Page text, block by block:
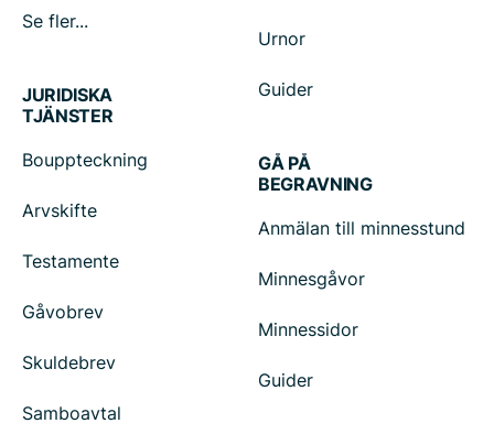
Se fler...
Urnor
Guider
JURIDISKA
TJÄNSTER
Bouppteckning
Arvskifte
Testamente
Gåvobrev
Skuldebrev
Samboavtal
GÅ PÅ
BEGRAVNING
Anmälan till minnesstund
Minnesgåvor
Minnessidor
Guider